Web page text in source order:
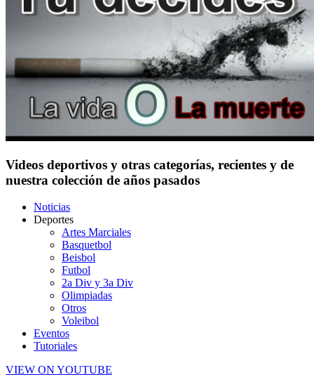
Videos deportivos y otras categorías, recientes y de
nuestra colección de años pasados
Noticias
Deportes
Artes Marciales
Basquetbol
Beisbol
Futbol
2a Div y 3a Div
Olimpiadas
Otros
Voleibol
Eventos
Tutoriales
VIEW ON YOUTUBE